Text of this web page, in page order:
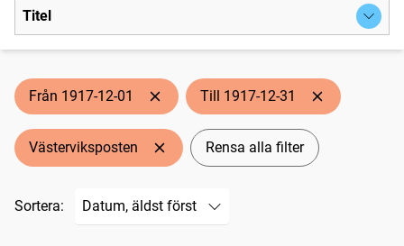
Titel
Från 1917-12-01 Till 1917-12-31
Västerviksposten Rensa alla filter
Sortera: